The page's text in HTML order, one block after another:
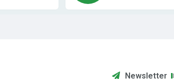
Newsletter